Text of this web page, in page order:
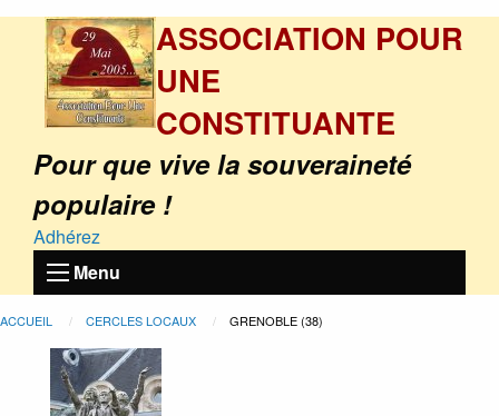
ASSOCIATION POUR
UNE
CONSTITUANTE
Pour que vive la souveraineté
populaire !
Adhérez
Menu
ACCUEIL CERCLES LOCAUX GRENOBLE (38)